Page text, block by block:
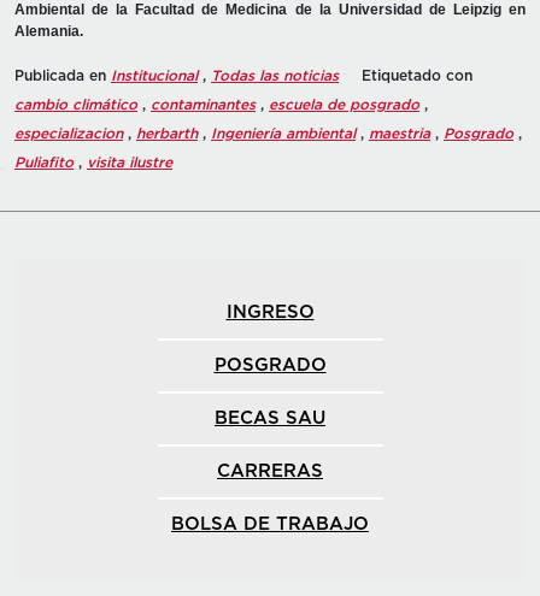
Ambiental de la Facultad de Medicina de la Universidad de Leipzig en
Alemania.
Publicada en Institucional, Todas las noticias
Etiquetado con
cambio climático, contaminantes, escuela de posgrado,
especializacion, herbarth, Ingeniería ambiental, maestria, Posgrado,
Puliafito, visita ilustre
INGRESO
POSGRADO
BECAS SAU
CARRERAS
BOLSA DE TRABAJO